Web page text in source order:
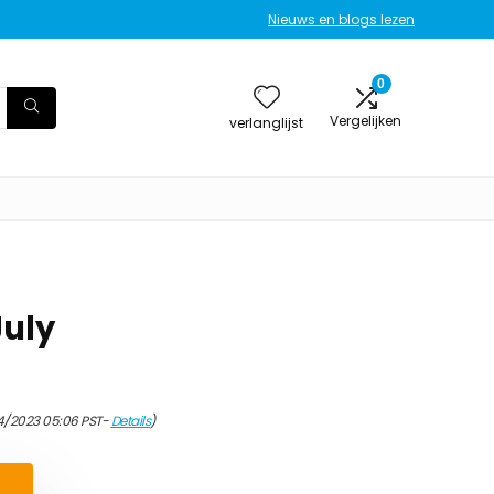
Nieuws en blogs lezen
verlanglijst
0
Vergelijken
05:06 PST-Details)